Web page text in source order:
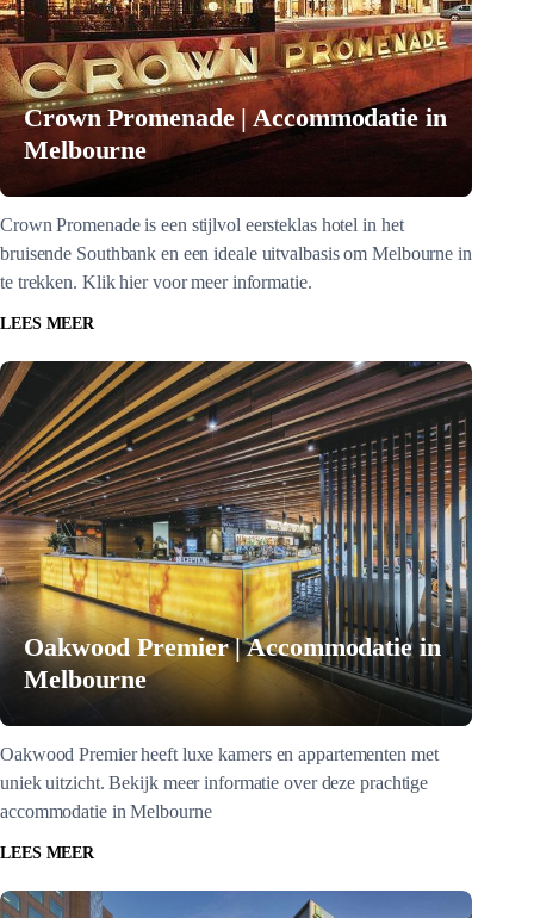
Crown Promenade | Accommodatie in
Melbourne
Crown Promenade is een stijlvol eersteklas hotel in het
bruisende Southbank en een ideale uitvalbasis om Melbourne in
te trekken. Klik hier voor meer informatie.
LEES MEER
Oakwood Premier | Accommodatie in
Melbourne
Oakwood Premier heeft luxe kamers en appartementen met
uniek uitzicht. Bekijk meer informatie over deze prachtige
accommodatie in Melbourne
LEES MEER